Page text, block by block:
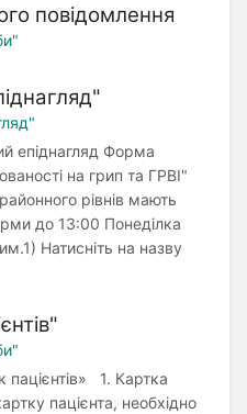
повідомлення
епіднагляд Форма
на грип та ГРВІ"
рівнів мають
до 13:00 Понеділка
Натисніть на назву
пацієнтів» 1. Картка
пацієнта, необхідно